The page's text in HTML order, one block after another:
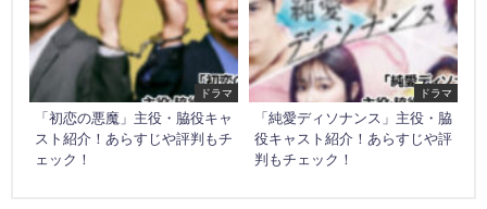
ドラマ
「初恋の悪魔」主役・脇役キャ
スト紹介！あらすじや評判もチ
ェック！
ドラマ
「純愛ディソナンス」主役・脇
役キャスト紹介！あらすじや評
判もチェック！